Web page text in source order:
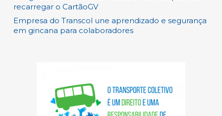
recarregar o CartãoGV
Empresa do Transcol une aprendizado e segurança
em gincana para colaboradores